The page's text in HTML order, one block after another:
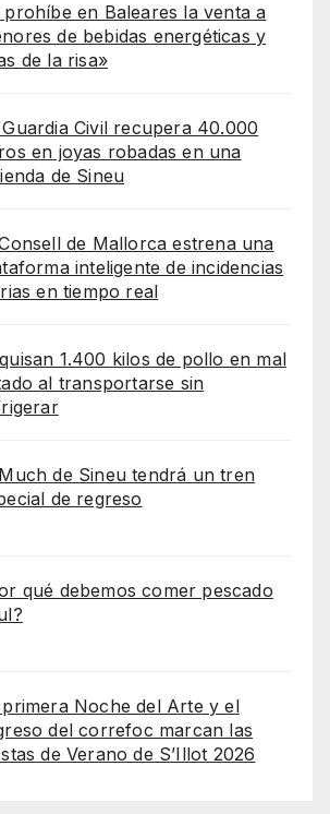
prohíbe en Baleares la venta a
de bebidas energéticas y
de la risa»
Guardia Civil recupera 40.000
en joyas robadas en una
de Sineu
de Mallorca estrena una
inteligente de incidencias
en tiempo real
1.400 kilos de pollo en mal
al transportarse sin
de Sineu tendrá un tren
de regreso
qué debemos comer pescado
primera Noche del Arte y el
del correfoc marcan las
de Verano de S’Illot 2026